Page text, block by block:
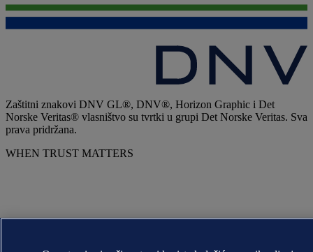
Zaštitni znakovi DNV GL®, DNV®, Horizon Graphic i Det
Norske Veritas® vlasništvo su tvrtki u grupi Det Norske Veritas. Sva
prava pridržana.
WHEN TRUST MATTERS